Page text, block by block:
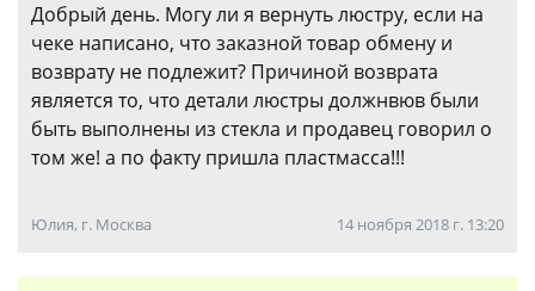
Добрый день. Могу ли я вернуть люстру, если на
чеке написано, что заказной товар обмену и
возврату не подлежит? Причиной возврата
является то, что детали люстры должнвюв были
быть выполнены из стекла и продавец говорил о
том же! а по факту пришла пластмасса!!!
Юлия, г. Москва 14 ноября 2018 г. 13:20